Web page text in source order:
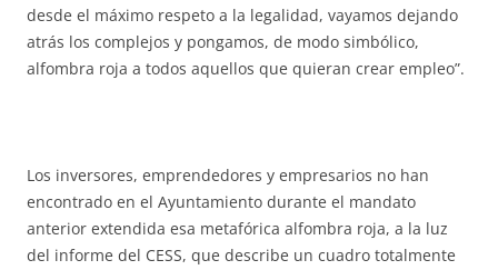
desde el máximo respeto a la legalidad, vayamos dejando
atrás los complejos y pongamos, de modo simbólico,
alfombra roja a todos aquellos que quieran crear empleo”.
Los inversores, emprendedores y empresarios no han
encontrado en el Ayuntamiento durante el mandato
anterior extendida esa metafórica alfombra roja, a la luz
del informe del CESS, que describe un cuadro totalmente